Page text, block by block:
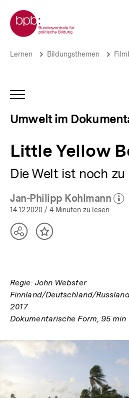
zum
Seiteninhalt
springen
Zur Startseite der bpb
Little
Umwelt
im
Dokumentarfilm
Brotkrümelnavigation
Lernen Bildungsthemen
INHALTSNAVIGATION
Umwelt im
Little Yellow
Die Welt ist noch
Jan-Philipp Kohlmann
(Mehr zum
14.12.2020 / 4 Minuten zu lesen
TeilenInhalt
Regie: John Webster
Finnland/Deutschland/
2017
Dokumentarische Form, 95 min